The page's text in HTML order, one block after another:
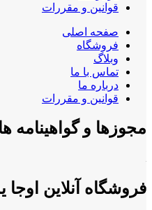
قوانین و مقررات
صفحه اصلی
فروشگاه
وبلاگ
تماس با ما
درباره ما
قوانین و مقررات
مجوزها و گواهینامه ها
فروشگاه آنلاین اوجا